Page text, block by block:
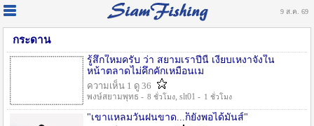
9 ส.ค. 69
กระดาน
รู้สึกใหมครับ ว่า สยามเราปีนี้ เงียบเหงาจังใน
หน้าตลาดไม่คึกคักเหมือนเม
ความเห็น 1 ดู 36
พงษ์สยามพุทธ - 8 ชั่วโมง, slt01 - 1 ชั่วโมง
"เขาแหลมวันฝนขาด...ก็ยังพอได้มันส์"